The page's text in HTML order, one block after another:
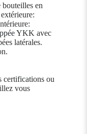
en
YKK avec
latérales.
certifications ou
vous